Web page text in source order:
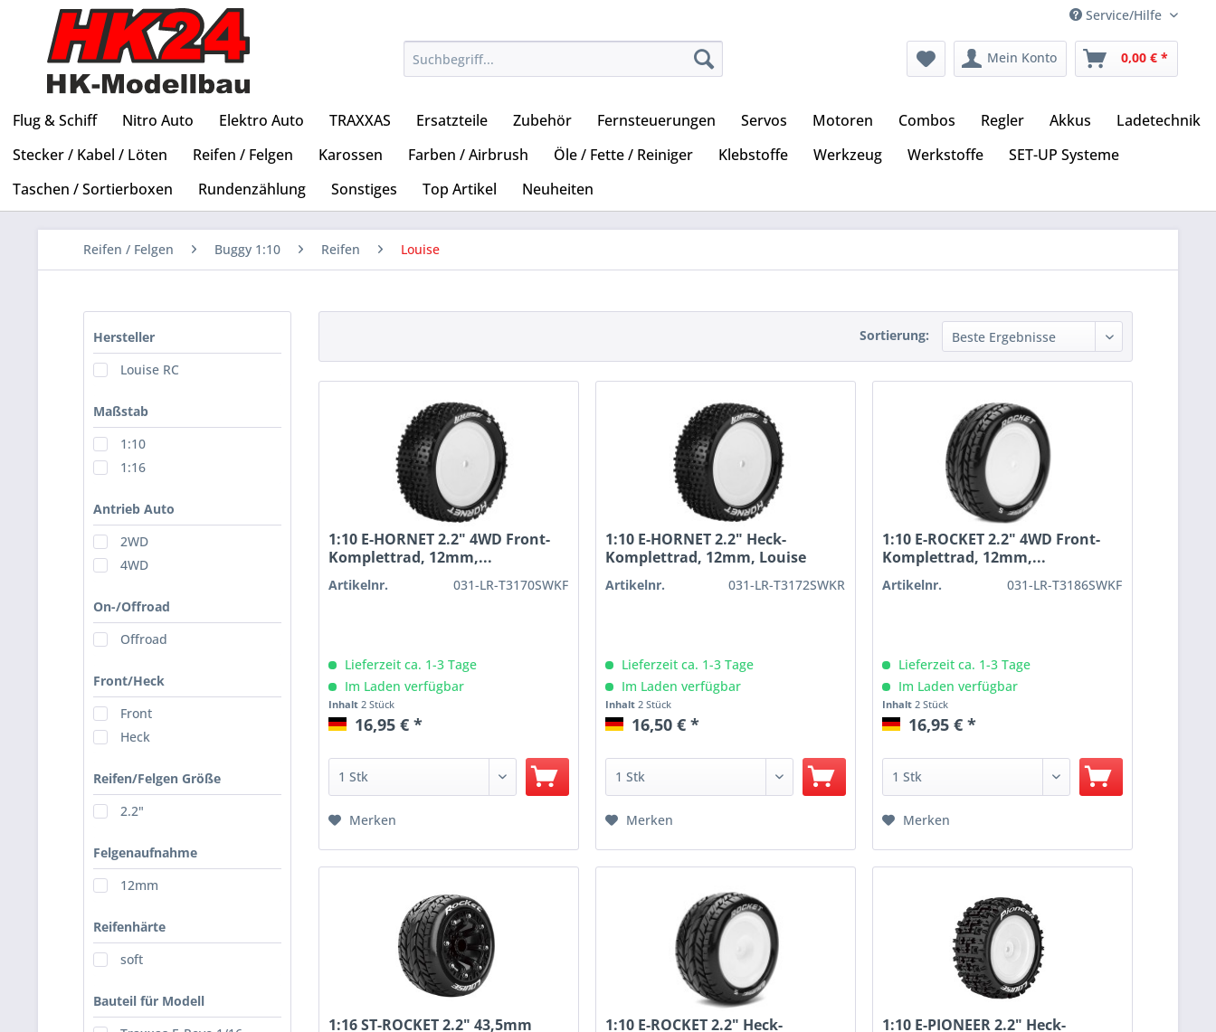
Service/Hilfe
Mein Konto 0,00 € *
Flug & Schiff Nitro Auto Elektro Auto TRAXXAS Ersatzteile Zubehör Fernsteuerungen Servos Motoren Combos Regler Akkus
Ladetechnik
Stecker / Kabel / Löten
Reifen / Felgen Karossen Farben / Airbrush Öle / Fette / Reiniger Klebstoffe Werkzeug Werkstoffe
SET-UP Systeme
Taschen / Sortierboxen
Rundenzählung Sonstiges Top Artikel Neuheiten
Reifen / Felgen Buggy 1:10 Reifen Louise
Hersteller
Louise RC
Maßstab
1:10
1:16
Antrieb Auto
2WD
4WD
On-/Offroad
Offroad
Front/Heck
Front
Heck
Reifen/Felgen Größe
2.2"
Felgenaufnahme
12mm
Reifenhärte
soft
Bauteil für Modell
Sortierung:
1:10 E-HORNET 2.2" 4WD Front-
Komplettrad, 12mm,...
Artikelnr. 031-LR-T3170SWKF
Lieferzeit ca. 1-3 Tage
Im Laden verfügbar
Inhalt 2 Stück
16,95 € *
Merken
1:10 E-HORNET 2.2" Heck-
Komplettrad, 12mm, Louise
Artikelnr. 031-LR-T3172SWKR
Lieferzeit ca. 1-3 Tage
Im Laden verfügbar
Inhalt 2 Stück
16,50 € *
Merken
1:10 E-ROCKET 2.2" 4WD Front-
Komplettrad, 12mm,...
Artikelnr. 031-LR-T3186SWKF
Lieferzeit ca. 1-3 Tage
Im Laden verfügbar
Inhalt 2 Stück
16,95 € *
Merken
1:16 ST-ROCKET 2.2" 43,5mm
1:10 E-ROCKET 2.2" Heck-
1:10 E-PIONEER 2.2" Heck-